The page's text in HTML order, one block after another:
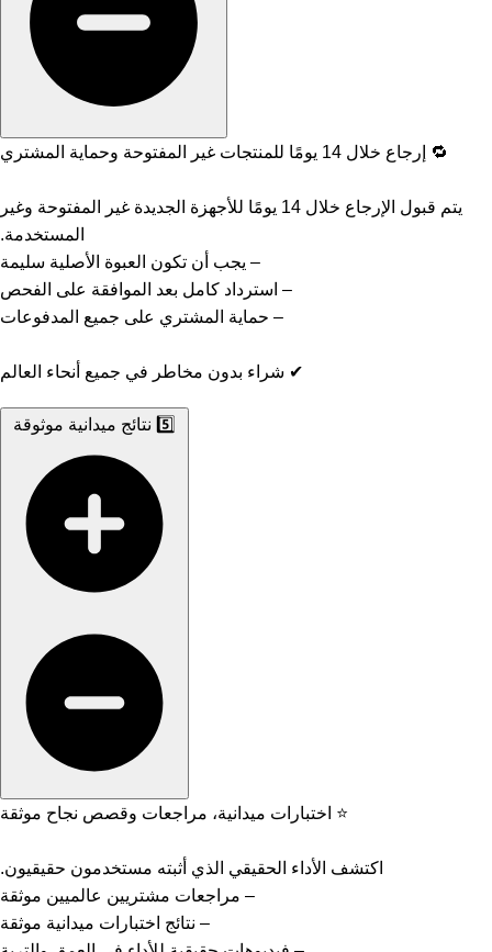
🔁 إرجاع خلال 14 يومًا للمنتجات غير المفتوحة وحماية المشتري
يتم قبول الإرجاع خلال 14 يومًا للأجهزة الجديدة غير المفتوحة وغير
المستخدمة.
– يجب أن تكون العبوة الأصلية سليمة
– استرداد كامل بعد الموافقة على الفحص
– حماية المشتري على جميع المدفوعات
✔ شراء بدون مخاطر في جميع أنحاء العالم
5️⃣ نتائج ميدانية موثوقة
⭐ اختبارات ميدانية، مراجعات وقصص نجاح موثقة
اكتشف الأداء الحقيقي الذي أثبته مستخدمون حقيقيون.
– مراجعات مشتريين عالميين موثقة
– نتائج اختبارات ميدانية موثقة